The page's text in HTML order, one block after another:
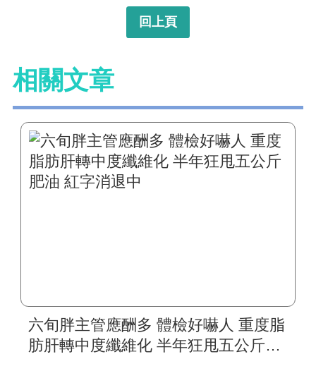
回上頁
相關文章
六旬胖主管應酬多 體檢好嚇人 重度脂
肪肝轉中度纖維化 半年狂甩五公斤肥